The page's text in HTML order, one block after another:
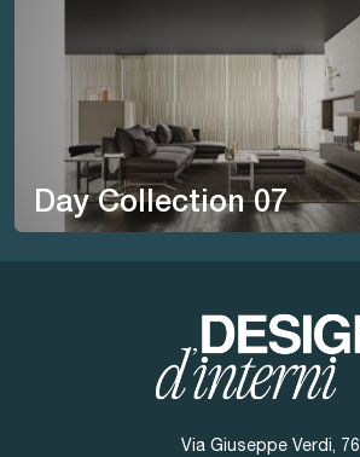
Day Collection 07
Via Giuseppe Verdi, 76